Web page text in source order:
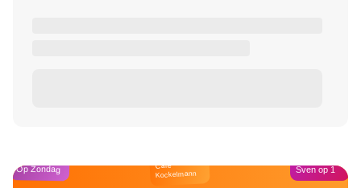
Op Zondag Café
Kockelmann Sven op 1